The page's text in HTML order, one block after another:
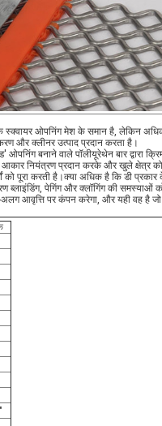
स्क्वायर ओपनिंग मेश के समान है, लेकिन
और क्लीनर उत्पाद प्रदान करता है।
बनाने वाले पॉलीयूरेथेन बार द्वारा
आकार नियंत्रण प्रदान करके और खुले क्षेत्र को
को पूरा करती है।क्या अधिक है कि डी प्रकार
ब्लाइंडिंग, पेगिंग और क्लॉगिंग की समस्याओं
आवृत्ति पर कंपन करेगा, और यही वह है